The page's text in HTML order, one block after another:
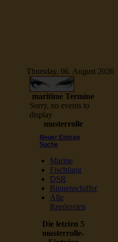
Thursday, 06. August 2026
maritime Termine
Sorry, no events to
display
musterrolle
Neuer Eintrag
Suche
Marine
Fischfang
DSR
Binnenschiffer
Alle
Reedereien
Die letzten 5
musterrolle-